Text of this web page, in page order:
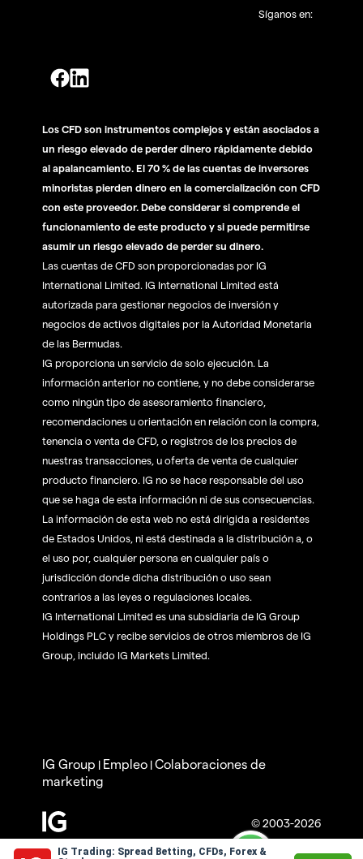
IG Trading: Spread Betting, CFDs, Forex &
Síganos en:
Los CFD son instrumentos complejos y están asociados a
un riesgo elevado de perder dinero rápidamente debido
al apalancamiento. El 70 % de las cuentas de inversores
minoristas pierden dinero en la comercialización con CFD
con este proveedor. Debe considerar si comprende el
funcionamiento de este producto y si puede permitirse
asumir un riesgo elevado de perder su dinero.
Las cuentas de CFD son proporcionadas por IG
International Limited. IG International Limited está
autorizada para gestionar negocios de inversión y
negocios de activos digitales por la Autoridad Monetaria
de las Bermudas.
IG proporciona un servicio de solo ejecución. La
información anterior no contiene, y no debe considerarse
como ningún tipo de asesoramiento financiero,
recomendaciones u orientación en relación con la compra,
tenencia o venta de CFD, o registros de los precios de
nuestras transacciones, u oferta de venta de cualquier
producto financiero. IG no se hace responsable del uso
que se haga de esta información ni de sus consecuencias.
La información de esta web no está dirigida a residentes
de Estados Unidos, ni está destinada a la distribución a, o
el uso por, cualquier persona en cualquier país o
jurisdicción donde dicha distribución o uso sean
contrarios a las leyes o regulaciones locales.
IG International Limited es una subsidiaria de IG Group
Holdings PLC y recibe servicios de otros miembros de IG
Group, incluido IG Markets Limited.
© 2003-2026
IG Group | Empleo |Colaboraciones de
marketing